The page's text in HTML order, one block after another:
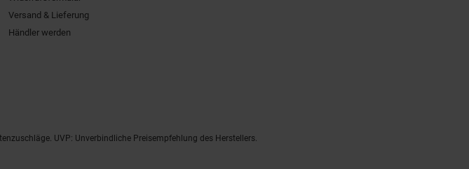
Versand & Lieferung
Händler werden
UVP: Unverbindliche Preisempfehlung des Herstellers.